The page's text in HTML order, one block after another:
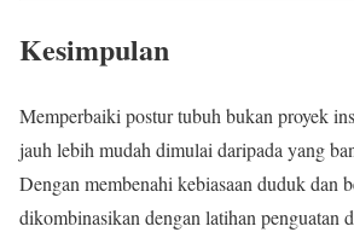
Kesimpulan
Memperbaiki postur tubuh bukan proyek
jauh lebih mudah dimulai daripada yang
Dengan membenahi kebiasaan duduk dan
dikombinasikan dengan latihan penguatan